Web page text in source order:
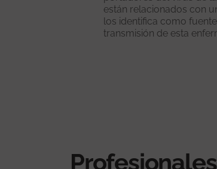
están relacionados con
los identifica como
transmisión de esta